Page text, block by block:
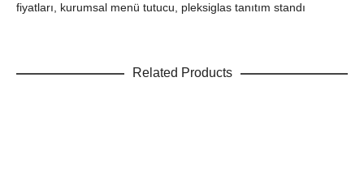
fiyatları, kurumsal menü tutucu, pleksiglas tanıtım standı
Related Products